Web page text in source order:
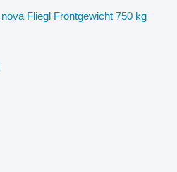
nova Fliegl Frontgewicht 750 kg